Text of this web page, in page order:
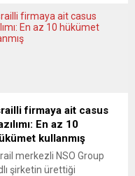
açıklamaya göre,
semtindeki
sırasında
oturan yaklaşık
kişi tahliye edildi.
edilenler arasında
hasta, 19’u ise yeni tip...
firmaya ait casus
En az 10
kullanmış
merkezli NSO Group
şirketin ürettiği